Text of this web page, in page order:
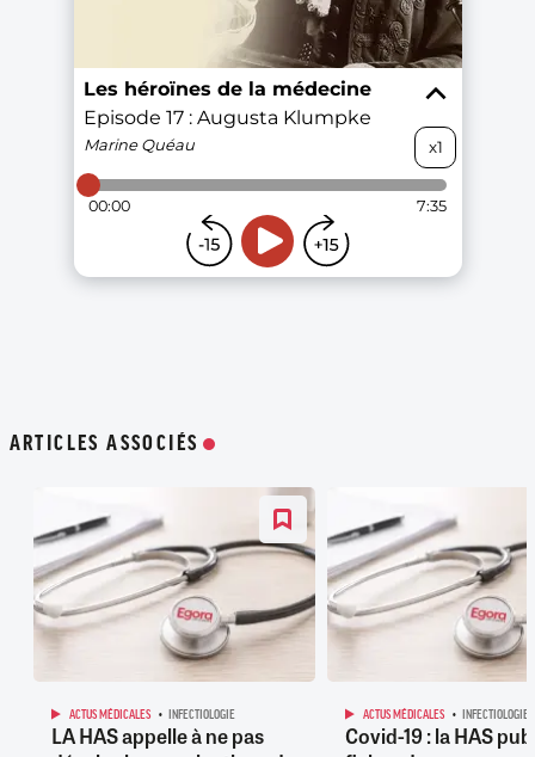
ARTICLES ASSOCIÉS
ACTUS MÉDICALES INFECTIOLOGIE
LA HAS appelle à ne pas
ACTUS MÉDICALES INFECTIOLOGIE
Covid-19 : la HAS